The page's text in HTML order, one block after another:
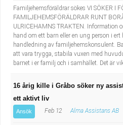
Familjehemsföräldrar sökes VI SÖKER I
FAMILJEHEMSFÖRÄLDRAR RUNT
ULRICEHAMNS TRAKTEN. Information
hand om ett barn eller en ung person i
handledning av familjehemskonsulent.
att vara trygga, stabila vuxen med
barnet i er familj och i samhället. Det är
16 årig kille i Gråbo söker ny
ett aktivt liv
Ansök Feb 12 Alma Assistans AB